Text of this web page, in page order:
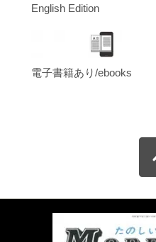
English Edition
電子書籍あり/ebooks